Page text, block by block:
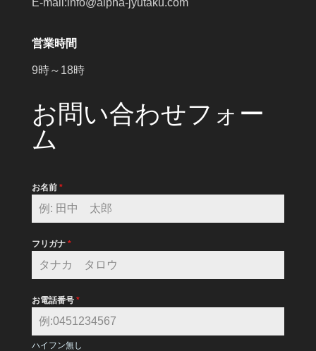
E-mail:info@alpha-jyutaku.com
営業時間
9時～18時
お問い合わせフォー
ム
お名前 *
フリガナ *
お電話番号 *
ハイフン無し